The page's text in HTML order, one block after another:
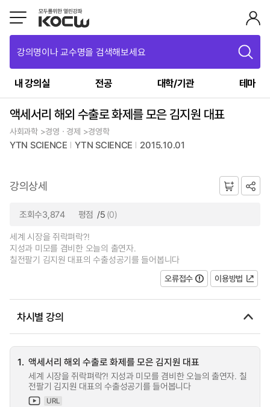
강의명이나 교수명을 검색해보세요
내 강의실 전공 대학/기관 테마
액세서리 해외 수출로 화제를 모은 김지원 대표
사회과학 >경영ㆍ경제 >경영학
YTN SCIENCE YTN SCIENCE 2015.10.01
강의상세
조회수3,874 평점 /5 (0)
세계 시장을 쥐락펴락?!
지성과 미모를 겸비한 오늘의 출연자.
칠전팔기 김지원 대표의 수출성공기를 들어봅니다
오류접수
이용방법
차시별 강의
1. 액세서리 해외 수출로 화제를 모은 김지원 대표
세계 시장을 쥐락펴락?! 지성과 미모를 겸비한 오늘의 출연자. 칠
전팔기 김지원 대표의 수출성공기를 들어봅니다
URL